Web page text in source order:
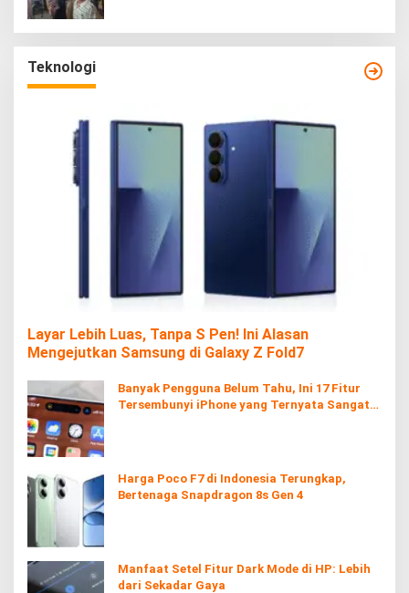
Teknologi
Layar Lebih Luas, Tanpa S Pen! Ini Alasan
Mengejutkan Samsung di Galaxy Z Fold7
Banyak Pengguna Belum Tahu, Ini 17 Fitur
Tersembunyi iPhone yang Ternyata Sangat
Harga Poco F7 di Indonesia Terungkap,
Bertenaga Snapdragon 8s Gen 4
Manfaat Setel Fitur Dark Mode di HP: Lebih
dari Sekadar Gaya